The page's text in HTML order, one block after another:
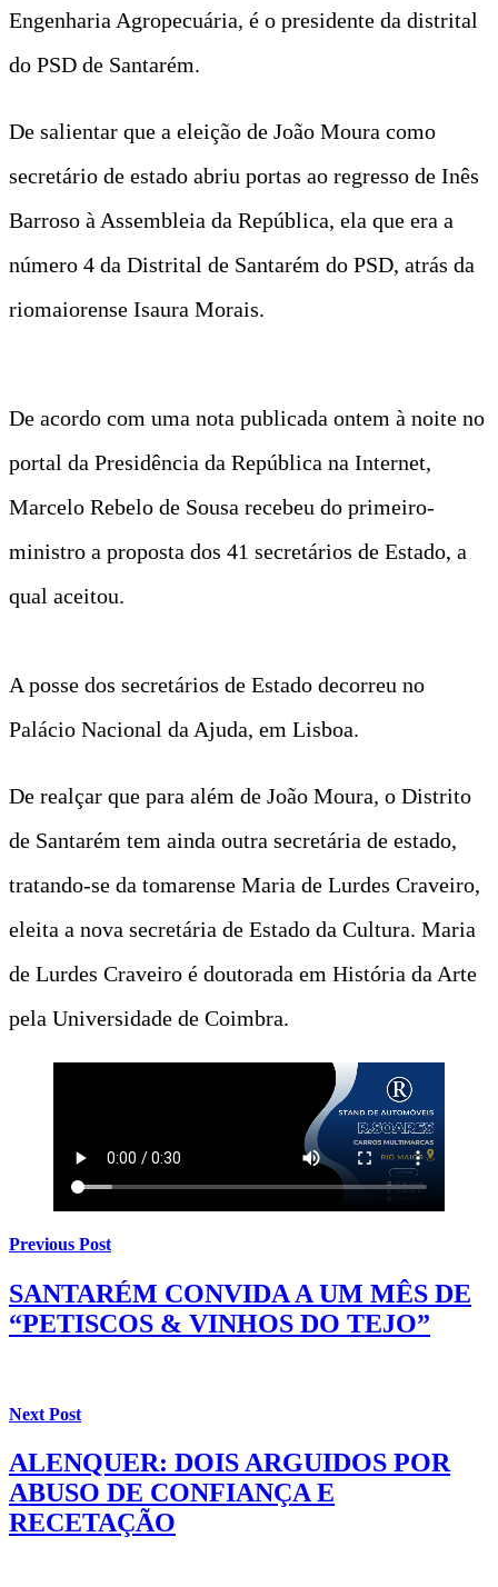
Engenharia Agropecuária, é o presidente da distrital
do PSD de Santarém.
De salientar que a eleição de João Moura como
secretário de estado abriu portas ao regresso de Inês
Barroso à Assembleia da República, ela que era a
número 4 da Distrital de Santarém do PSD, atrás da
riomaiorense Isaura Morais.
De acordo com uma nota publicada ontem à noite no
portal da Presidência da República na Internet,
Marcelo Rebelo de Sousa recebeu do primeiro-
ministro a proposta dos 41 secretários de Estado, a
qual aceitou.
A posse dos secretários de Estado decorreu no
Palácio Nacional da Ajuda, em Lisboa.
De realçar que para além de João Moura, o Distrito
de Santarém tem ainda outra secretária de estado,
tratando-se da tomarense Maria de Lurdes Craveiro,
eleita a nova secretária de Estado da Cultura. Maria
de Lurdes Craveiro é doutorada em História da Arte
pela Universidade de Coimbra.
Previous Post
SANTARÉM CONVIDA A UM MÊS DE
“PETISCOS & VINHOS DO TEJO”
Next Post
ALENQUER: DOIS ARGUIDOS POR
ABUSO DE CONFIANÇA E
RECETAÇÃO